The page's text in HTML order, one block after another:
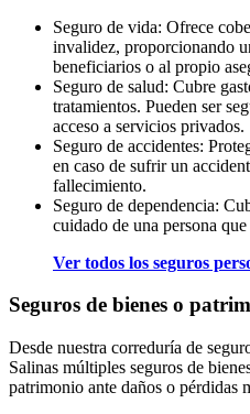
Seguro de vida: Ofrece
invalidez, proporcionando
beneficiarios o al propio
Seguro de salud: Cubre
tratamientos. Pueden ser
acceso a servicios privados.
Seguro de accidentes:
en caso de sufrir un
fallecimiento.
Seguro de dependencia:
cuidado de una persona
Ver todos los seguros
Seguros de bienes o
Desde nuestra correduría de
Salinas múltiples seguros de
patrimonio ante daños o pérdidas